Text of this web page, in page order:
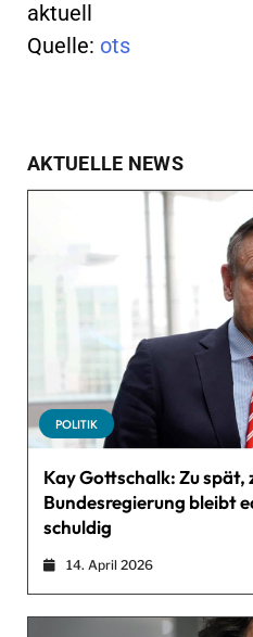
aktuell
Quelle: ots
AKTUELLE NEWS
POLITIK
Kay Gottschalk: Zu spät,
Bundesregierung bleibt
schuldig
14. April 2026